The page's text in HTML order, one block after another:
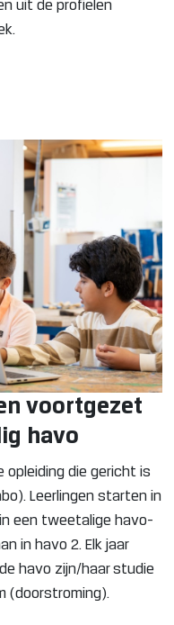
uit de profielen
voortgezet
havo
opleiding die gericht is
Leerlingen starten in
een tweetalige havo-
in havo 2. Elk jaar
havo zijn/haar studie
(doorstroming).